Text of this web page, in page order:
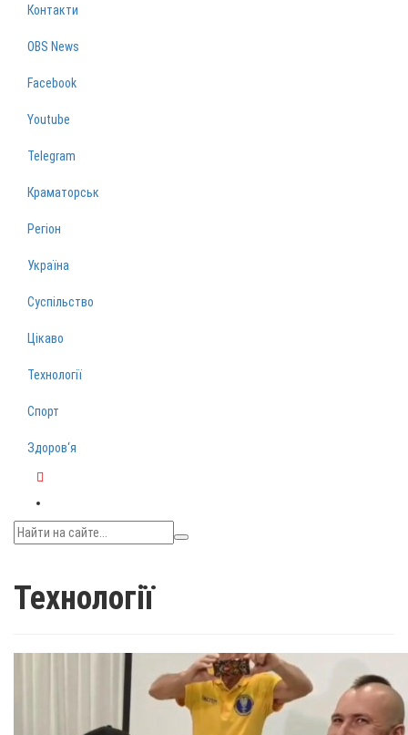
Контакти
OBS News
Facebook
Youtube
Telegram
Краматорськ
Регіон
Україна
Суспільство
Цікаво
Технології
Спорт
Здоров‘я
Технології